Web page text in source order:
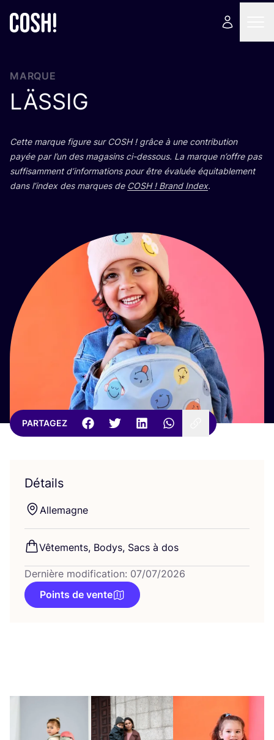
MARQUE
LÄSSIG
Cette marque figure sur COSH! grâce à une contri­bu­tion
payée par l’un des maga­sins ci-des­sous. La marque n’offre pas
suf­fi­sam­ment d’in­for­ma­tions pour être éva­luée équi­ta­ble­ment
dans l’in­dex des marques de COSH! Brand Index.
PARTAGEZ
Détails
Alle­magne
Vête­ments, Bodys, Sacs à dos
Dernière modification: 07/07/2026
Points de vente